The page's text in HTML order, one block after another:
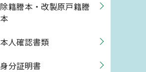
除籍謄本・改製原戸籍謄
本
本人確認書類
身分証明書